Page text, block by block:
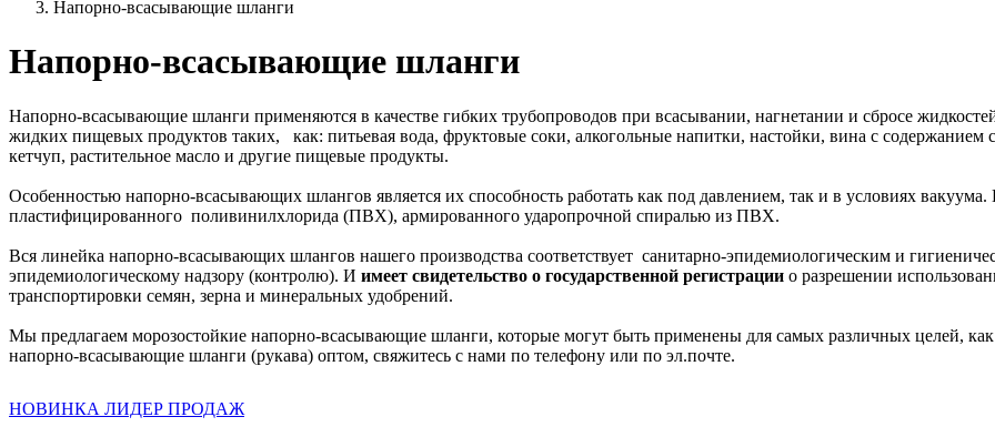
Напорно-всасывающие шланги
Напорно-всасывающие шланги
Напорно-всасывающие шланги применяются в качестве гибких трубопроводов при всасывании, нагнетании и сбросе
жидких пищевых продуктов таких, как: питьевая вода, фруктовые соки, алкогольные напитки, настойки, вина с
кетчуп, растительное масло и другие пищевые продукты.
Особенностью напорно-всасывающих шлангов является их способность работать как под давлением, так и в условиях
пластифицированного поливинилхлорида (ПВХ), армированного ударопрочной спиралью из ПВХ.
Вся линейка напорно-всасывающих шлангов нашего производства соответствует санитарно-эпидемиологическим и
эпидемиологическому надзору (контролю). И имеет свидетельство о государственной регистрации о разрешении
транспортировки семян, зерна и минеральных удобрений.
Мы предлагаем морозостойкие напорно-всасывающие шланги, которые могут быть применены для самых различных целей,
напорно-всасывающие шланги (рукава) оптом, свяжитесь с нами по телефону или по эл.почте.
НОВИНКА ЛИДЕР ПРОДАЖ